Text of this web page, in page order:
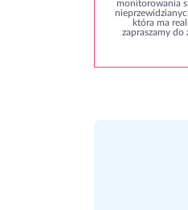
monitorowania
która ma
zapraszamy do